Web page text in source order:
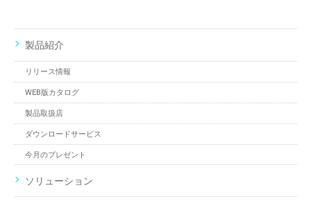
製品紹介
リリース情報
WEB版カタログ
製品取扱店
ダウンロードサービス
今月のプレゼント
ソリューション